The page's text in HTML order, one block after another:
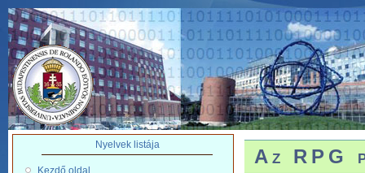
Nyelvek listája
Kezdő oldal
Az RPG